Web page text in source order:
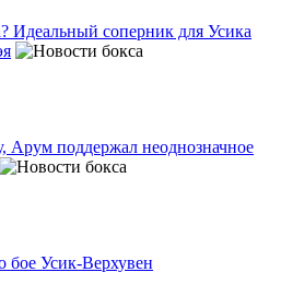
Идеальный соперник для Усика
Арум поддержал неоднозначное
бое Усик-Верхувен